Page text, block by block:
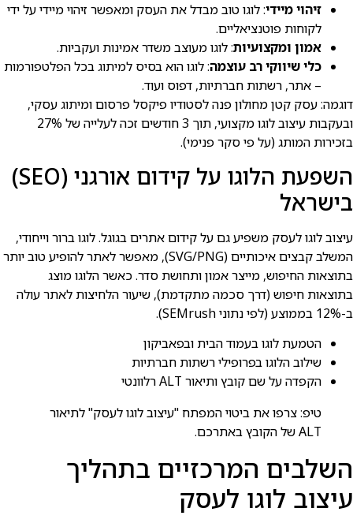
זיהוי מיידי: לוגו טוב מבדל את העסק ומאפשר זיהוי מיידי על ידי
לקוחות פוטנציאליים.
אמון ומקצועיות: לוגו מעוצב משדר אמינות ועקביות.
כלי שיווקי רב עוצמה: לוגו הוא בסיס למיתוג בכל הפלטפורמות
– אתר, רשתות חברתיות, דפוס ועוד.
דוגמה: עסק קטן מחולון פנה לסטודיו פיקסל פרסום ומיתוג עסקי,
ובעקבות עיצוב לוגו מקצועי, תוך 3 חודשים זכה לעלייה של 27%
בזכירות המותג (על פי סקר פנימי).
השפעת הלוגו על קידום אורגני (SEO)
בישראל
עיצוב לוגו לעסק משפיע גם על קידום אתרים בגוגל. לוגו ברור וייחודי,
המשלב קבצים איכותיים (SVG/PNG), מאפשר לאתר להופיע טוב יותר
בתוצאות החיפוש, מייצר אמון ותחושת סדר. כאשר הלוגו מוצג
בתוצאות חיפוש (דרך סכמה מתקדמת), שיעור הלחיצות לאתר עולה
ב-12% בממוצע (לפי נתוני SEMrush).
הטמעת לוגו בעמוד הבית ובפאביקון
שילוב הלוגו בפרופילי רשתות חברתיות
הקפדה על שם קובץ ותיאור ALT רלוונטי
טיפ: צרפו את ביטוי המפתח "עיצוב לוגו לעסק" לתיאור
ALT של הקובץ באתרכם.
השלבים המרכזיים בתהליך
עיצוב לוגו לעסק